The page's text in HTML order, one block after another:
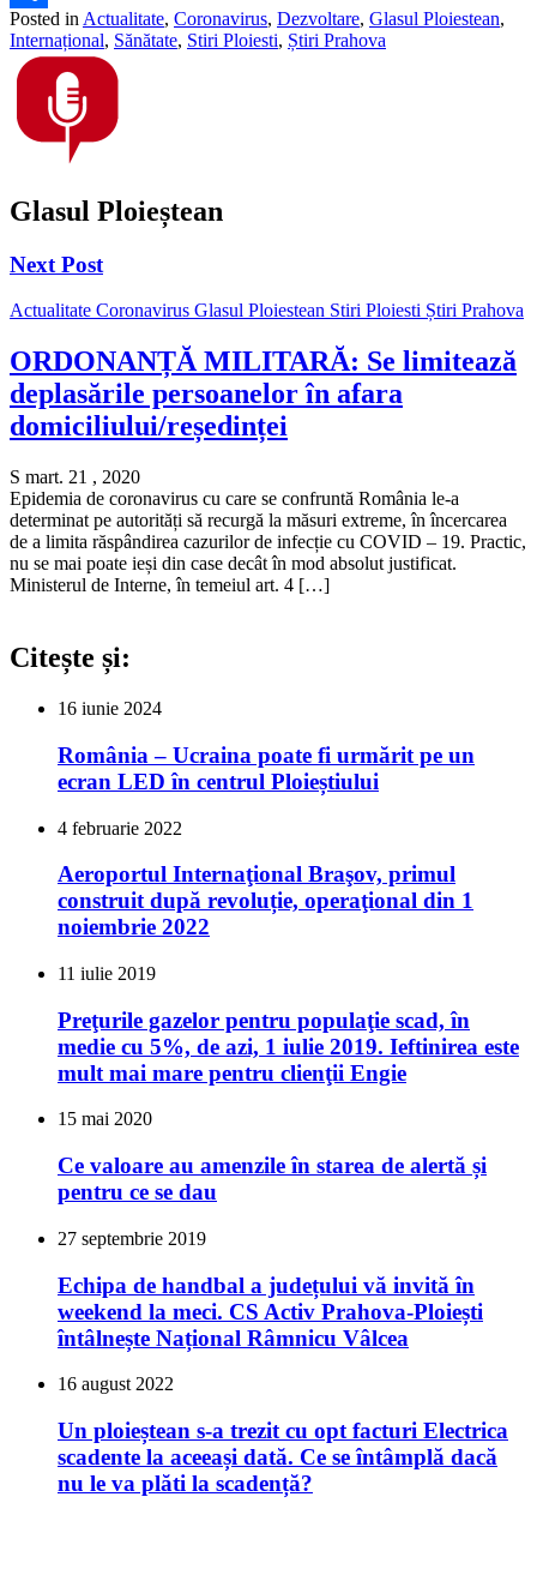
Partajează
Posted in Actualitate, Coronavirus, Dezvoltare, Glasul Ploiestean,
Internațional, Sănătate, Stiri Ploiesti, Știri Prahova
Glasul Ploieștean
Next Post
Actualitate Coronavirus Glasul Ploiestean Stiri Ploiesti Știri Prahova
ORDONANȚĂ MILITARĂ: Se limitează
deplasările persoanelor în afara
domiciliului/reședinței
S mart. 21 , 2020
Epidemia de coronavirus cu care se confruntă România le-a
determinat pe autorități să recurgă la măsuri extreme, în încercarea
de a limita răspândirea cazurilor de infecție cu COVID – 19. Practic,
nu se mai poate ieși din case decât în mod absolut justificat.
Ministerul de Interne, în temeiul art. 4 […]
Citește și:
16 iunie 2024
România – Ucraina poate fi urmărit pe un
ecran LED în centrul Ploieștiului
4 februarie 2022
Aeroportul Internaţional Braşov, primul
construit după revoluție, operaţional din 1
noiembrie 2022
11 iulie 2019
Preţurile gazelor pentru populaţie scad, în
medie cu 5%, de azi, 1 iulie 2019. Ieftinirea este
mult mai mare pentru clienţii Engie
15 mai 2020
Ce valoare au amenzile în starea de alertă și
pentru ce se dau
27 septembrie 2019
Echipa de handbal a județului vă invită în
weekend la meci. CS Activ Prahova-Ploiești
întâlnește Național Râmnicu Vâlcea
16 august 2022
Un ploieștean s-a trezit cu opt facturi Electrica
scadente la aceeași dată. Ce se întâmplă dacă
nu le va plăti la scadență?